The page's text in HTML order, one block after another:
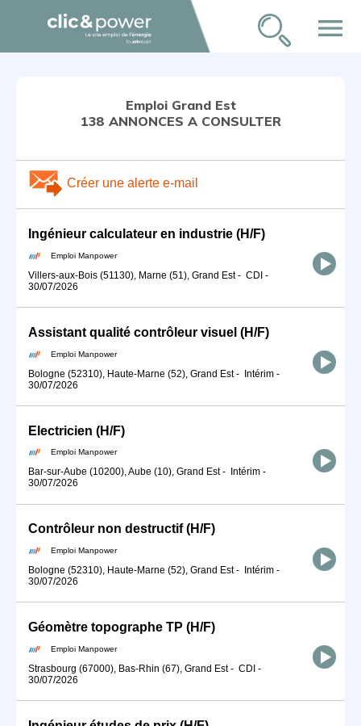
menu
Emploi Grand Est
138 ANNONCES A CONSULTER
Créer une alerte e-mail
Ingénieur calculateur en industrie (H/F)
Emploi Manpower
Villers-aux-Bois (51130), Marne (51), Grand Est- CDI -
30/07/2026
Assistant qualité contrôleur visuel (H/F)
Emploi Manpower
Bologne (52310), Haute-Marne (52), Grand Est- Intérim -
30/07/2026
Electricien (H/F)
Emploi Manpower
Bar-sur-Aube (10200), Aube (10), Grand Est- Intérim -
30/07/2026
Contrôleur non destructif (H/F)
Emploi Manpower
Bologne (52310), Haute-Marne (52), Grand Est- Intérim -
30/07/2026
Géomètre topographe TP (H/F)
Emploi Manpower
Strasbourg (67000), Bas-Rhin (67), Grand Est- CDI -
30/07/2026